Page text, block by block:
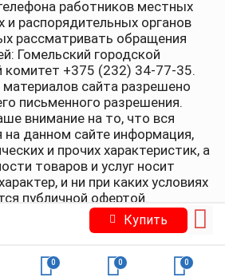
0 0 0
Купить
работников местных
и распорядительных органов
рассматривать обращения
Гомельский городской
комитет +375 (232) 34-77-35.
сайта разрешено
письменного разрешения.
внимание на то, что вся
на данном сайте информация,
и прочих характеристик, а
товаров и услуг носит
и ни при каких условиях
публичной офертой.